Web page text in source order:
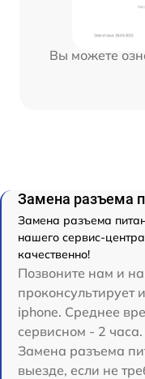
Вы можете
Замена разъема
Замена разъема
нашего сервис-
качественно!
Позвоните нам и
проконсультирует
iphone. Среднее
сервисном - 2 часа.
Замена разъема
выезде, если не